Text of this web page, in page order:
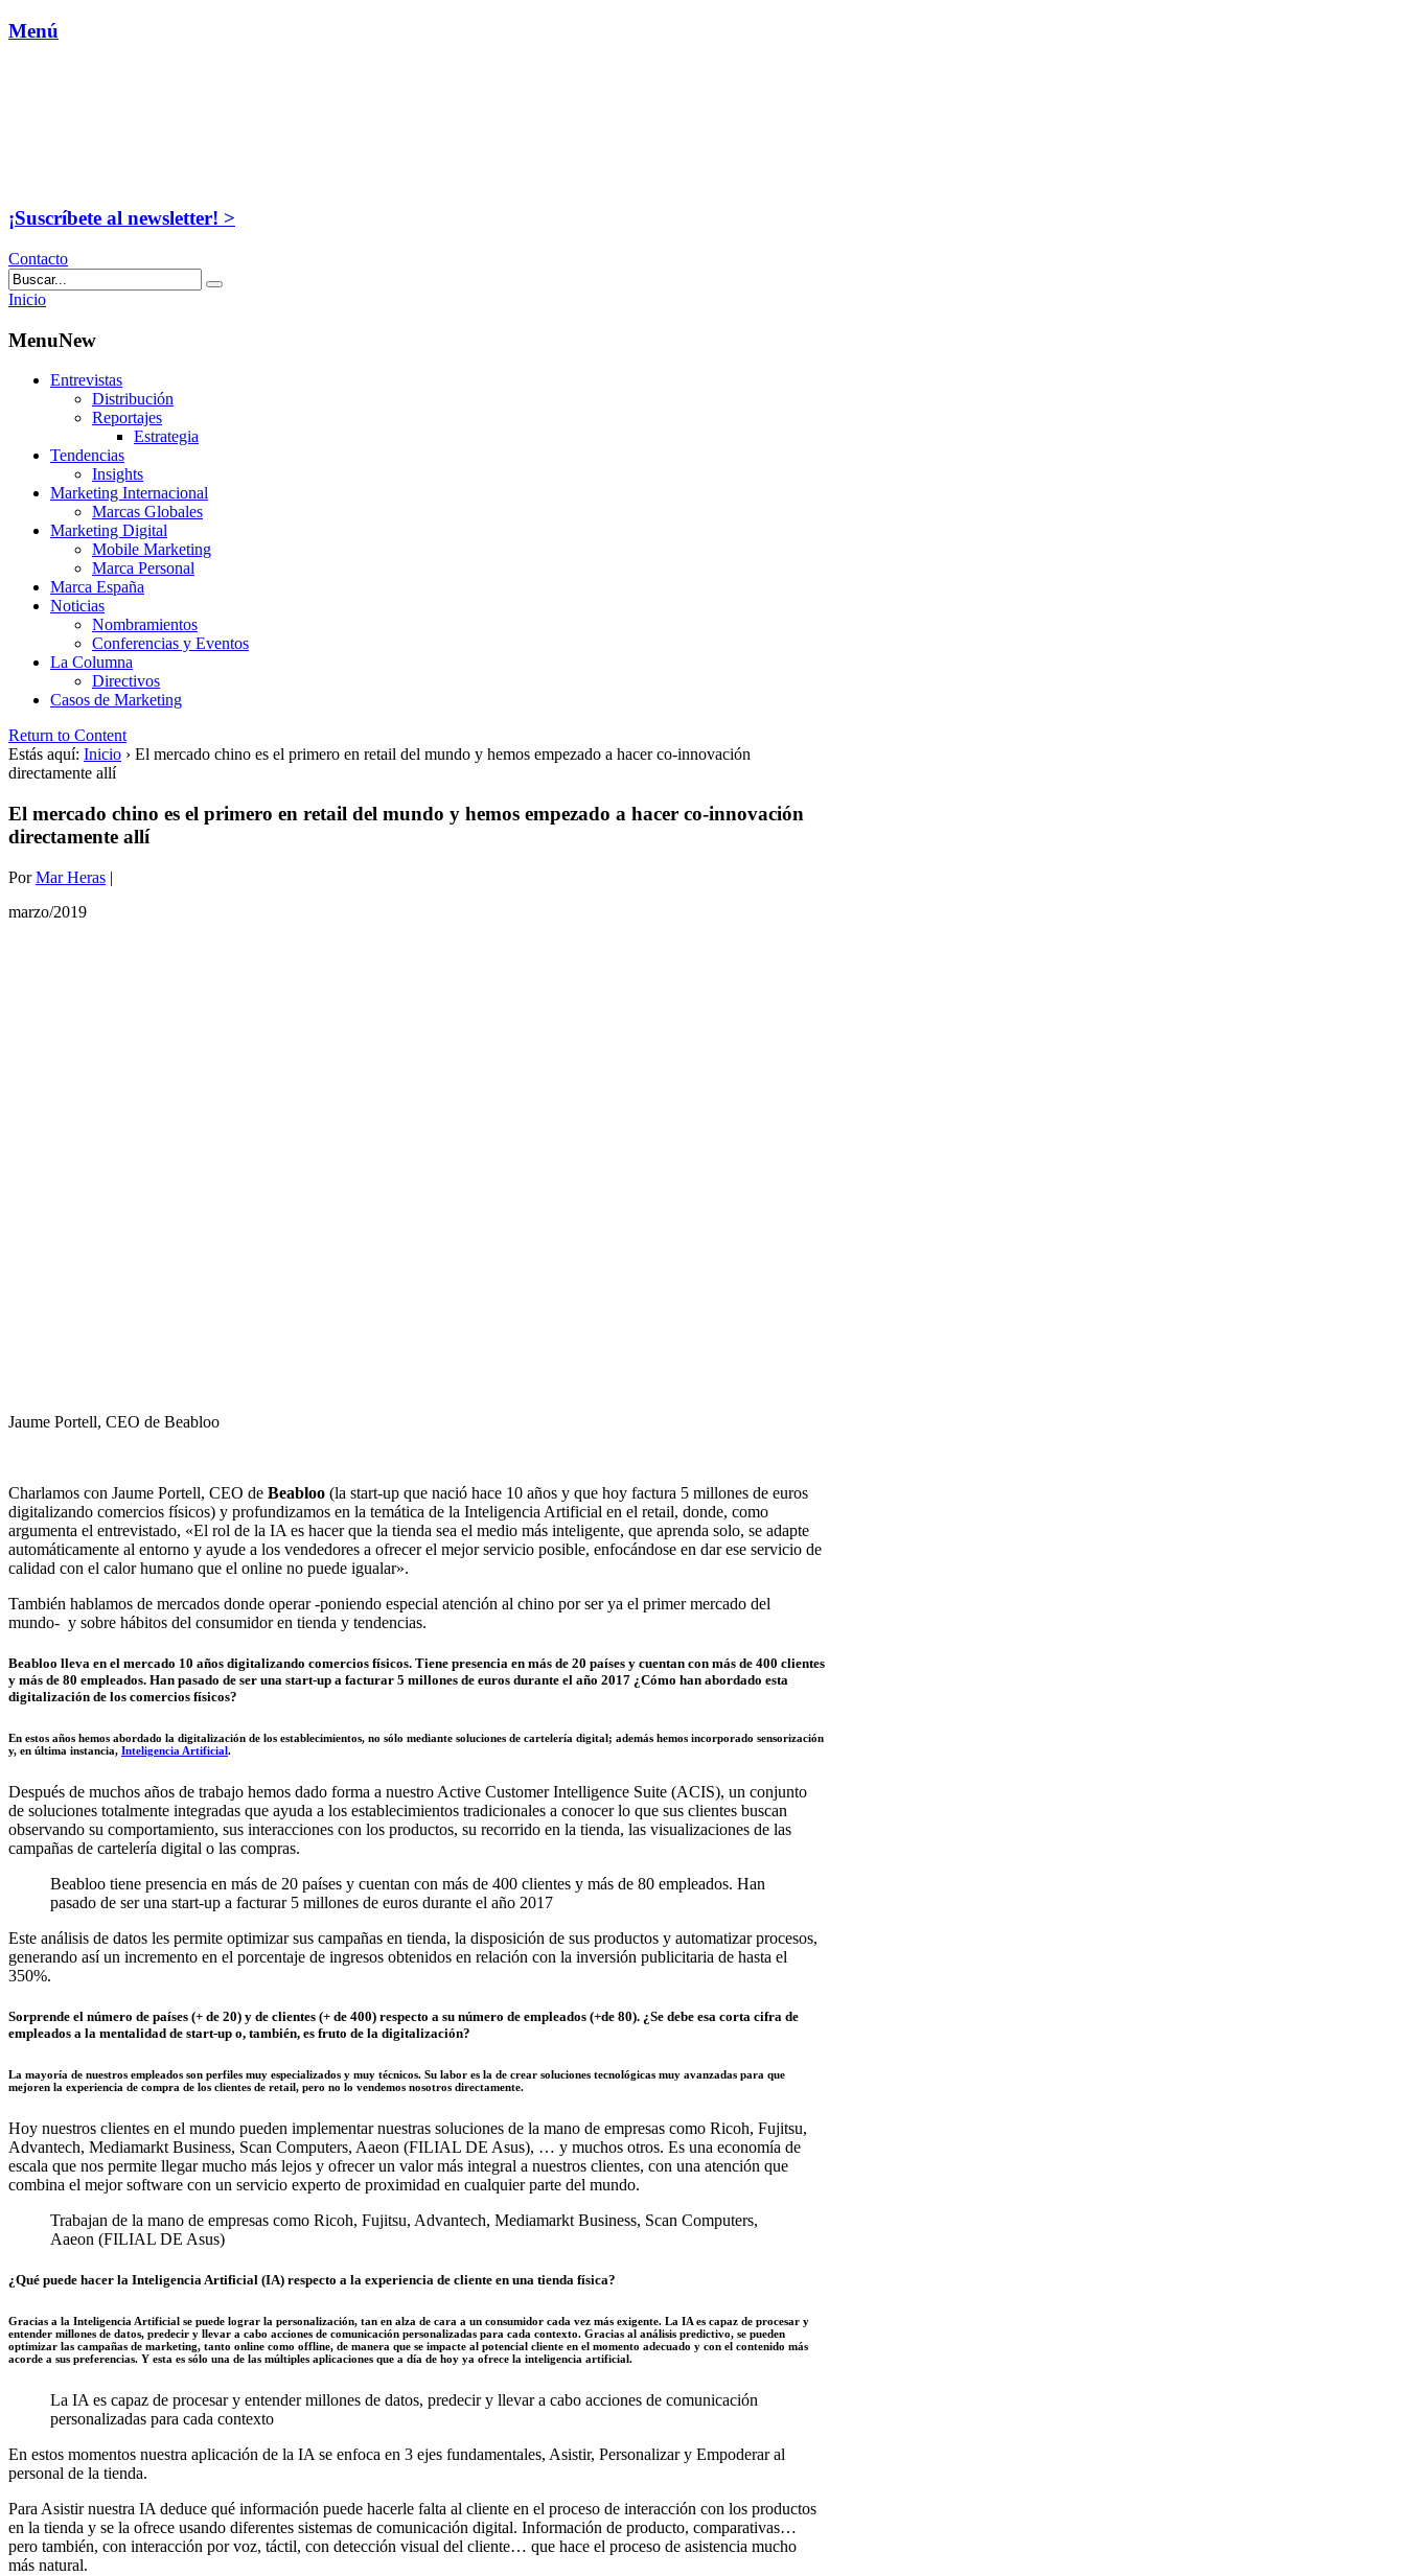
Menú
¡Suscríbete al newsletter! >
Contacto
Inicio
MenuNew
Entrevistas
Distribución
Reportajes
Estrategia
Tendencias
Insights
Marketing Internacional
Marcas Globales
Marketing Digital
Mobile Marketing
Marca Personal
Marca España
Noticias
Nombramientos
Conferencias y Eventos
La Columna
Directivos
Casos de Marketing
Return to Content
Estás aquí: Inicio › El mercado chino es el primero en retail del mundo y hemos empezado a hacer co-innovación
directamente allí
El mercado chino es el primero en retail del mundo y hemos empezado a hacer co-innovación
directamente allí
PorMar Heras |
marzo/2019
Jaume Portell, CEO de Beabloo
Charlamos con Jaume Portell, CEO de Beabloo (la start-up que nació hace 10 años y que hoy factura 5 millones de euros
digitalizando comercios físicos) y profundizamos en la temática de la Inteligencia Artificial en el retail, donde, como
argumenta el entrevistado, «El rol de la IA es hacer que la tienda sea el medio más inteligente, que aprenda solo, se adapte
automáticamente al entorno y ayude a los vendedores a ofrecer el mejor servicio posible, enfocándose en dar ese servicio de
calidad con el calor humano que el online no puede igualar».
También hablamos de mercados donde operar -poniendo especial atención al chino por ser ya el primer mercado del
mundo- y sobre hábitos del consumidor en tienda y tendencias.
Beabloo lleva en el mercado 10 años digitalizando comercios físicos. Tiene presencia en más de 20 países y cuentan con más de 400 clientes
y más de 80 empleados. Han pasado de ser una start-up a facturar 5 millones de euros durante el año 2017 ¿Cómo han abordado esta
digitalización de los comercios físicos?
En estos años hemos abordado la digitalización de los establecimientos, no sólo mediante soluciones de cartelería digital; además hemos incorporado sensorización
y, en última instancia, Inteligencia Artificial.
Después de muchos años de trabajo hemos dado forma a nuestro Active Customer Intelligence Suite (ACIS), un conjunto
de soluciones totalmente integradas que ayuda a los establecimientos tradicionales a conocer lo que sus clientes buscan
observando su comportamiento, sus interacciones con los productos, su recorrido en la tienda, las visualizaciones de las
campañas de cartelería digital o las compras.
Beabloo tiene presencia en más de 20 países y cuentan con más de 400 clientes y más de 80 empleados. Han
pasado de ser una start-up a facturar 5 millones de euros durante el año 2017
Este análisis de datos les permite optimizar sus campañas en tienda, la disposición de sus productos y automatizar procesos,
generando así un incremento en el porcentaje de ingresos obtenidos en relación con la inversión publicitaria de hasta el
350%.
Sorprende el número de países (+ de 20) y de clientes (+ de 400) respecto a su número de empleados (+de 80). ¿Se debe esa corta cifra de
empleados a la mentalidad de start-up o, también, es fruto de la digitalización?
La mayoría de nuestros empleados son perfiles muy especializados y muy técnicos. Su labor es la de crear soluciones tecnológicas muy avanzadas para que
mejoren la experiencia de compra de los clientes de retail, pero no lo vendemos nosotros directamente.
Hoy nuestros clientes en el mundo pueden implementar nuestras soluciones de la mano de empresas como Ricoh, Fujitsu,
Advantech, Mediamarkt Business, Scan Computers, Aaeon (FILIAL DE Asus), … y muchos otros. Es una economía de
escala que nos permite llegar mucho más lejos y ofrecer un valor más integral a nuestros clientes, con una atención que
combina el mejor software con un servicio experto de proximidad en cualquier parte del mundo.
Trabajan de la mano de empresas como Ricoh, Fujitsu, Advantech, Mediamarkt Business, Scan Computers,
Aaeon (FILIAL DE Asus)
¿Qué puede hacer la Inteligencia Artificial (IA) respecto a la experiencia de cliente en una tienda física?
Gracias a la Inteligencia Artificial se puede lograr la personalización, tan en alza de cara a un consumidor cada vez más exigente. La IA es capaz de procesar y
entender millones de datos, predecir y llevar a cabo acciones de comunicación personalizadas para cada contexto. Gracias al análisis predictivo, se pueden
optimizar las campañas de marketing, tanto online como offline, de manera que se impacte al potencial cliente en el momento adecuado y con el contenido más
acorde a sus preferencias. Y esta es sólo una de las múltiples aplicaciones que a día de hoy ya ofrece la inteligencia artificial.
La IA es capaz de procesar y entender millones de datos, predecir y llevar a cabo acciones de comunicación
personalizadas para cada contexto
En estos momentos nuestra aplicación de la IA se enfoca en 3 ejes fundamentales, Asistir, Personalizar y Empoderar al
personal de la tienda.
Para Asistir nuestra IA deduce qué información puede hacerle falta al cliente en el proceso de interacción con los productos
en la tienda y se la ofrece usando diferentes sistemas de comunicación digital. Información de producto, comparativas…
pero también, con interacción por voz, táctil, con detección visual del cliente… que hace el proceso de asistencia mucho
más natural.